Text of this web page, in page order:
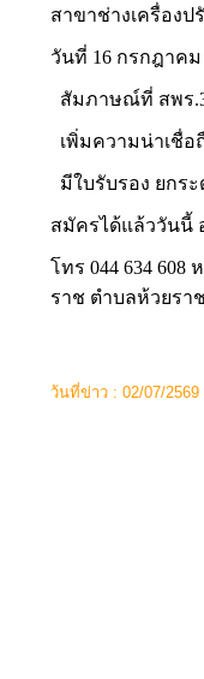
สาขาช่างเครื่อง
วันที่ 16 กรกฎาคม
สัมภาษณ์ที่ สพร
เพิ่มความน่าเชื่
มีใบรับรอง ยกร
สมัครได้แล้ววันนี้
โทร 044 634
ราช ตำบลห้วยรา
ว้นที่ข่าว : 02/07/2569